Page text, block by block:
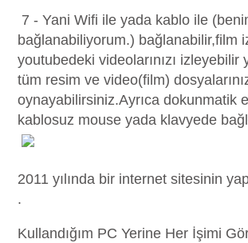
7 - Yani Wifi ile yada kablo ile
bağlanabiliyorum.) bağlanabilir,film
youtubedeki videolarınızı
tüm resim ve video(film)
oynayabilirsiniz.Ayrıca dokunmatik
kablosuz mouse yada klavyede
2011 yılında bir internet sitesinin
.
Kullandığım PC Yerine Her İşimi